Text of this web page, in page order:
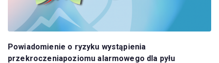
Powiadomienie o ryzyku wystąpienia
przekroczeniapoziomu alarmowego dla pyłu